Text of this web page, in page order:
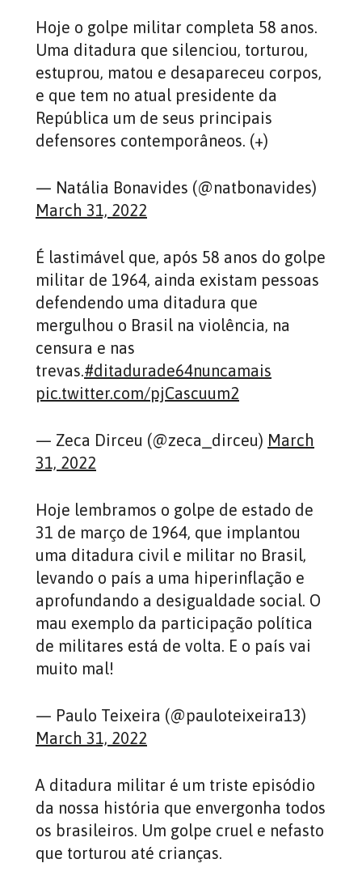
Hoje o golpe militar completa 58 anos.
Uma ditadura que silenciou, torturou,
estuprou, matou e desapareceu corpos,
e que tem no atual presidente da
República um de seus principais
defensores contemporâneos. (+)
— Natália Bonavides (@natbonavides)
March 31, 2022
É lastimável que, após 58 anos do golpe
militar de 1964, ainda existam pessoas
defendendo uma ditadura que
mergulhou o Brasil na violência, na
censura e nas
trevas.#ditadurade64nuncamais
pic.twitter.com/pjCascuum2
— Zeca Dirceu (@zeca_dirceu) March
31, 2022
Hoje lembramos o golpe de estado de
31 de março de 1964, que implantou
uma ditadura civil e militar no Brasil,
levando o país a uma hiperinflação e
aprofundando a desigualdade social. O
mau exemplo da participação política
de militares está de volta. E o país vai
muito mal!
— Paulo Teixeira (@pauloteixeira13)
March 31, 2022
A ditadura militar é um triste episódio
da nossa história que envergonha todos
os brasileiros. Um golpe cruel e nefasto
que torturou até crianças.